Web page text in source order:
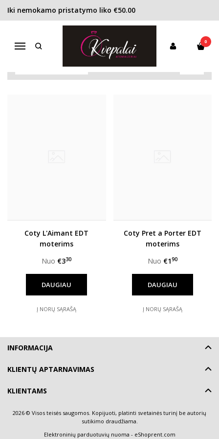
Iki nemokamo pristatymo liko €50.00
Navigacija
0
COTY
Pirkite pagal gamintoją
Coty L'Aimant EDT
moterims
Nuo €330
DAUGIAU
Į NORŲ SĄRAŠĄ
Coty Pret a Porter EDT
moterims
Nuo €190
DAUGIAU
Į NORŲ SĄRAŠĄ
INFORMACIJA
KLIENTŲ APTARNAVIMAS
KLIENTAMS
2026 © Visos teisės saugomos. Kopijuoti, platinti svetainės turinį be autorių
sutikimo draudžiama.
Elektroninių parduotuvių nuoma - eShoprent.com